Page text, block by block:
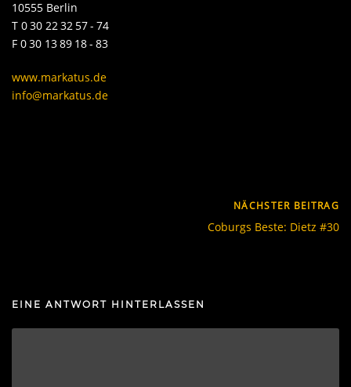
10555 Berlin
T 0 30 22 32 57 - 74
F 0 30 13 89 18 - 83
www.markatus.de
info@markatus.de
NÄCHSTER BEITRAG
Coburgs Beste: Dietz #30
EINE ANTWORT HINTERLASSEN